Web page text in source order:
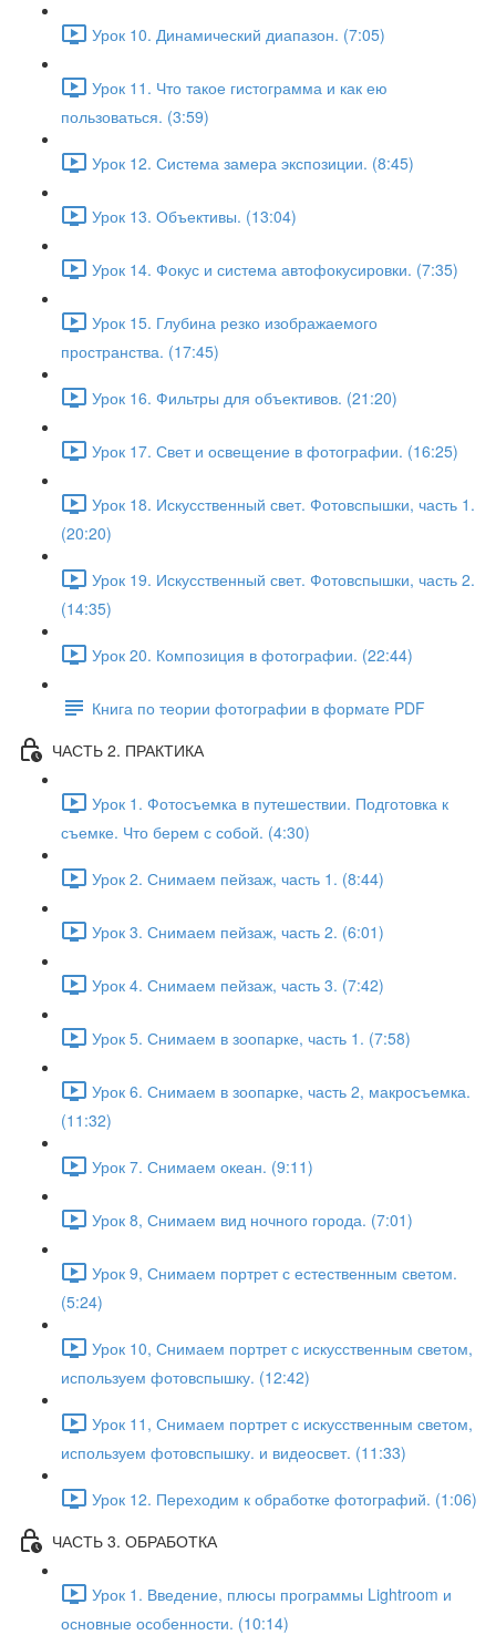
Урок 10. Динамический диапазон. (7:05)
Урок 11. Что такое гистограмма и как ею
пользоваться. (3:59)
Урок 12. Система замера экспозиции. (8:45)
Урок 13. Объективы. (13:04)
Урок 14. Фокус и система автофокусировки. (7:35)
Урок 15. Глубина резко изображаемого
пространства. (17:45)
Урок 16. Фильтры для объективов. (21:20)
Урок 17. Свет и освещение в фотографии. (16:25)
Урок 18. Искусственный свет. Фотовспышки, часть 1.
(20:20)
Урок 19. Искусственный свет. Фотовспышки, часть 2.
(14:35)
Урок 20. Композиция в фотографии. (22:44)
Книга по теории фотографии в формате PDF
ЧАСТЬ 2. ПРАКТИКА
Урок 1. Фотосъемка в путешествии. Подготовка к
съемке. Что берем с собой. (4:30)
Урок 2. Снимаем пейзаж, часть 1. (8:44)
Урок 3. Снимаем пейзаж, часть 2. (6:01)
Урок 4. Снимаем пейзаж, часть 3. (7:42)
Урок 5. Снимаем в зоопарке, часть 1. (7:58)
Урок 6. Снимаем в зоопарке, часть 2, макросъемка.
(11:32)
Урок 7. Снимаем океан. (9:11)
Урок 8, Снимаем вид ночного города. (7:01)
Урок 9, Снимаем портрет с естественным светом.
(5:24)
Урок 10, Снимаем портрет с искусственным светом,
используем фотовспышку. (12:42)
Урок 11, Снимаем портрет с искусственным светом,
используем фотовспышку. и видеосвет. (11:33)
Урок 12. Переходим к обработке фотографий. (1:06)
ЧАСТЬ 3. ОБРАБОТКА
Урок 1. Введение, плюсы программы Lightroom и
основные особенности. (10:14)